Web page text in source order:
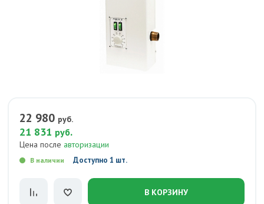
22 980 руб.
21 831 руб.
Цена после авторизации
В наличии Доступно 1 шт.
В КОРЗИНУ